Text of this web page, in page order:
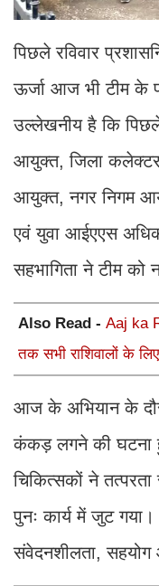
पिछले रविवार
ऊर्जा आज भी टीम के
उल्लेखनीय है कि
आयुक्त, जिला
आयुक्त, नगर निगम
एवं युवा आईएएस
सहभागिता ने टीम को
Also Read - Aaj ka
तक सभी राशिवालों के
आज के अभियान के
कंकड़ लगने की घटना
चिकित्सकों ने
पुनः कार्य में जुट
संवेदनशीलता, सहयोग